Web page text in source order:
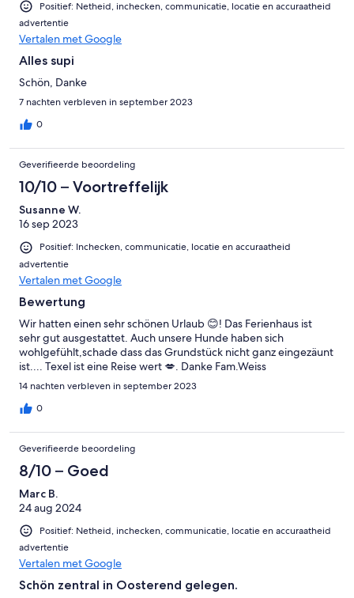
Positief: Netheid, inchecken, communicatie, locatie en accuraatheid
advertentie
Vertalen met Google
Alles supi
Schön, Danke
7 nachten verbleven in september 2023
0
Geverifieerde beoordeling
10/10 – Voortreffelijk
Susanne W.
16 sep 2023
Positief: Inchecken, communicatie, locatie en accuraatheid
advertentie
Vertalen met Google
Bewertung
Wir hatten einen sehr schönen Urlaub 😊! Das Ferienhaus ist
sehr gut ausgestattet. Auch unsere Hunde haben sich
wohlgefühlt,schade dass das Grundstück nicht ganz eingezäunt
ist.... Texel ist eine Reise wert 💋. Danke Fam.Weiss
14 nachten verbleven in september 2023
0
Geverifieerde beoordeling
8/10 – Goed
Marc B.
24 aug 2024
Positief: Netheid, inchecken, communicatie, locatie en accuraatheid
advertentie
Vertalen met Google
Schön zentral in Oosterend gelegen.